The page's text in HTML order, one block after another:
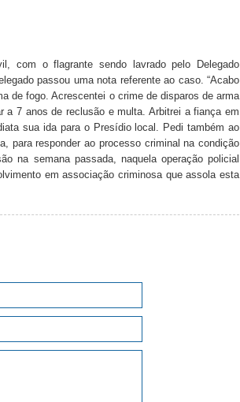
com o flagrante sendo lavrado pelo Delegado
passou uma nota referente ao caso. “Acabo
de fogo. Acrescentei o crime de disparos de arma
a 7 anos de reclusão e multa. Arbitrei a fiança em
sua ida para o Presídio local. Pedi também ao
para responder ao processo criminal na condição
na semana passada, naquela operação policial
em associação criminosa que assola esta